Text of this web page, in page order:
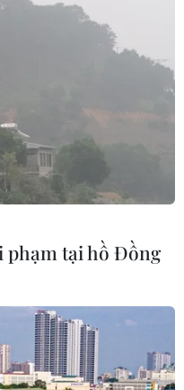
đưa điện lưới
ra đảo Lý Sơn, các
ngầm xuống biển
thôn Thanh Thủy,
phạm tại hồ Đồng